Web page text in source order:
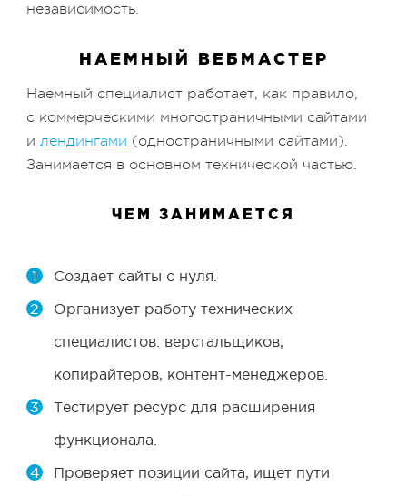
независимость.
НАЕМНЫЙ ВЕБМАСТЕР
Наемный специалист работает, как правило,
с коммерческими многостраничными сайтами
илендингами (одностраничными сайтами).
Занимается в основном технической частью.
ЧЕМ ЗАНИМАЕТСЯ
Создает сайты с нуля.
Организует работу технических
специалистов: верстальщиков,
копирайтеров, контент-менеджеров.
Тестирует ресурс для расширения
функционала.
Проверяет позиции сайта, ищет пути